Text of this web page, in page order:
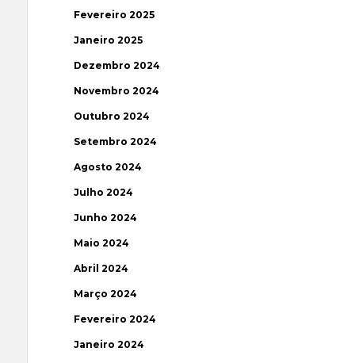
Fevereiro 2025
Janeiro 2025
Dezembro 2024
Novembro 2024
Outubro 2024
Setembro 2024
Agosto 2024
Julho 2024
Junho 2024
Maio 2024
Abril 2024
Março 2024
Fevereiro 2024
Janeiro 2024